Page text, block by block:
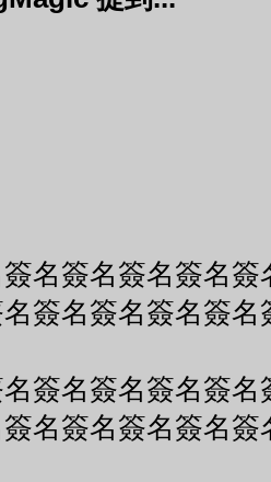
名簽名簽名簽名
簽名簽名簽名簽名
簽名簽名簽名簽
名簽名簽名簽名簽